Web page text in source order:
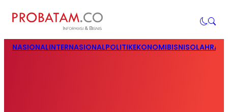
NASIONALINTERNASIONALPOLITIKEKONOMIBISNIS